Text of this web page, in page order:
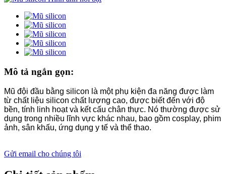
Mô tả ngắn gọn:
Mũ đội đầu bằng silicon là một phụ kiện đa năng được làm
từ chất liệu silicon chất lượng cao, được biết đến với độ
bền, tính linh hoạt và kết cấu chân thực. Nó thường được sử
dụng trong nhiều lĩnh vực khác nhau, bao gồm cosplay, phim
ảnh, sân khấu, ứng dụng y tế và thể thao.
Gửi email cho chúng tôi